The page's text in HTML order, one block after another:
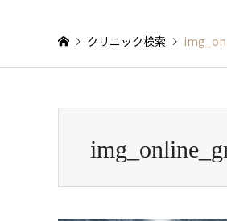
クリニック検索